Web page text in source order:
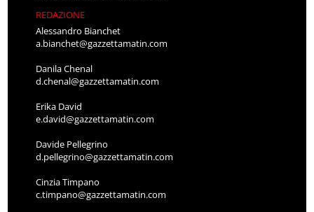
REDAZIONE
Alessandro Bianchet
a.bianchet@gazzettamatin.com
Danila Chenal
d.chenal@gazzettamatin.com
Erika David
e.david@gazzettamatin.com
Davide Pellegrino
d.pellegrino@gazzettamatin.com
Cinzia Timpano
c.timpano@gazzettamatin.com